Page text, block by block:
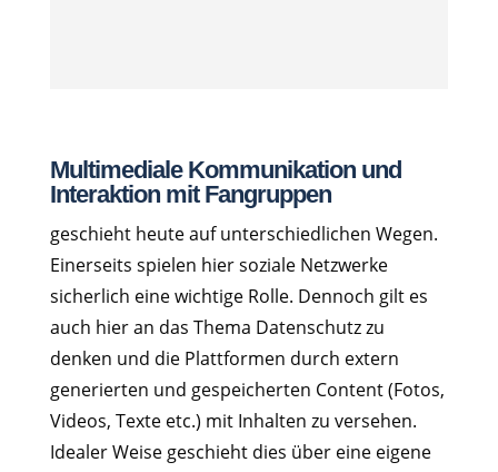
Multimediale Kommunikation und
Interaktion mit Fangruppen
geschieht heute auf unterschiedlichen Wegen.
Einerseits spielen hier soziale Netzwerke
sicherlich eine wichtige Rolle. Dennoch gilt es
auch hier an das Thema Datenschutz zu
denken und die Plattformen durch extern
generierten und gespeicherten Content (Fotos,
Videos, Texte etc.) mit Inhalten zu versehen.
Idealer Weise geschieht dies über eine eigene